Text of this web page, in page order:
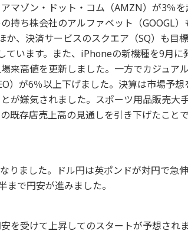
マゾン・ドット・コム（AMZN）が3％
持ち株会社のアルファベット（GOOGL
か、決済サービスのスクエア（SQ）も目
ています。また、iPhoneの新機種を9月に
来高値を更新しました。一方でカジュア
）が6％以上下げました。決算は市場予
が嫌気されました。スポーツ用品販売大
既存店売上高の見通しを引き下げたこと
りました。ドル円は英ポンドが対円で急
で円安が進みました。
を受けて上昇してのスタートが予想され